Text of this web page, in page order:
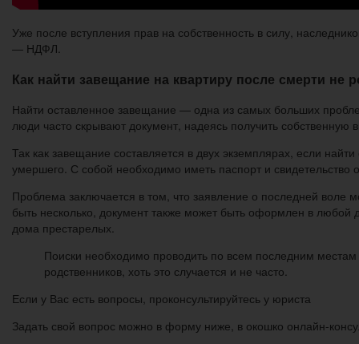
Уже после вступления прав на собственность в силу,
— НДФЛ.
Как найти завещание на квартиру после смерти не
Найти оставленное завещание — одна из самых больших
люди часто скрывают документ, надеясь получить собственную
Так как завещание составляется в двух экземплярах, если
умершего. С собой необходимо иметь паспорт и свидетельство
Проблема заключается в том, что заявление о последней воле
быть несколько, документ также может быть оформлен в любой
дома престарелых.
Поиски необходимо проводить по всем последним
родственников, хоть это случается и не часто.
Если у Вас есть вопросы, проконсультируйтесь у юриста
Задать свой вопрос можно в форму ниже, в окошко онлайн-